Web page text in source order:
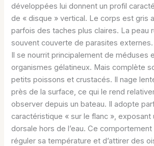
développées lui donnent un profil
de « disque » vertical. Le corps est gris
parfois des taches plus claires. La peau
souvent couverte de parasites externes.
Il se nourrit principalement de méduses
organismes gélatineux. Mais complète
petits poissons et crustacés. Il nage
près de la surface, ce qui le rend
observer depuis un bateau. Il adopte
caractéristique « sur le flanc », exposant
dorsale hors de l’eau. Ce
réguler sa température et d’attirer des